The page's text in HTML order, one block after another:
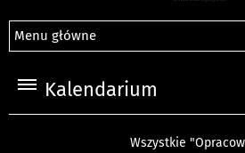
Menu główne
Kalendarium
Wszystkie